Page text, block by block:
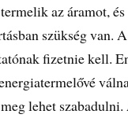
az áramot,
szükség van.
fizetnie kell.
lehet